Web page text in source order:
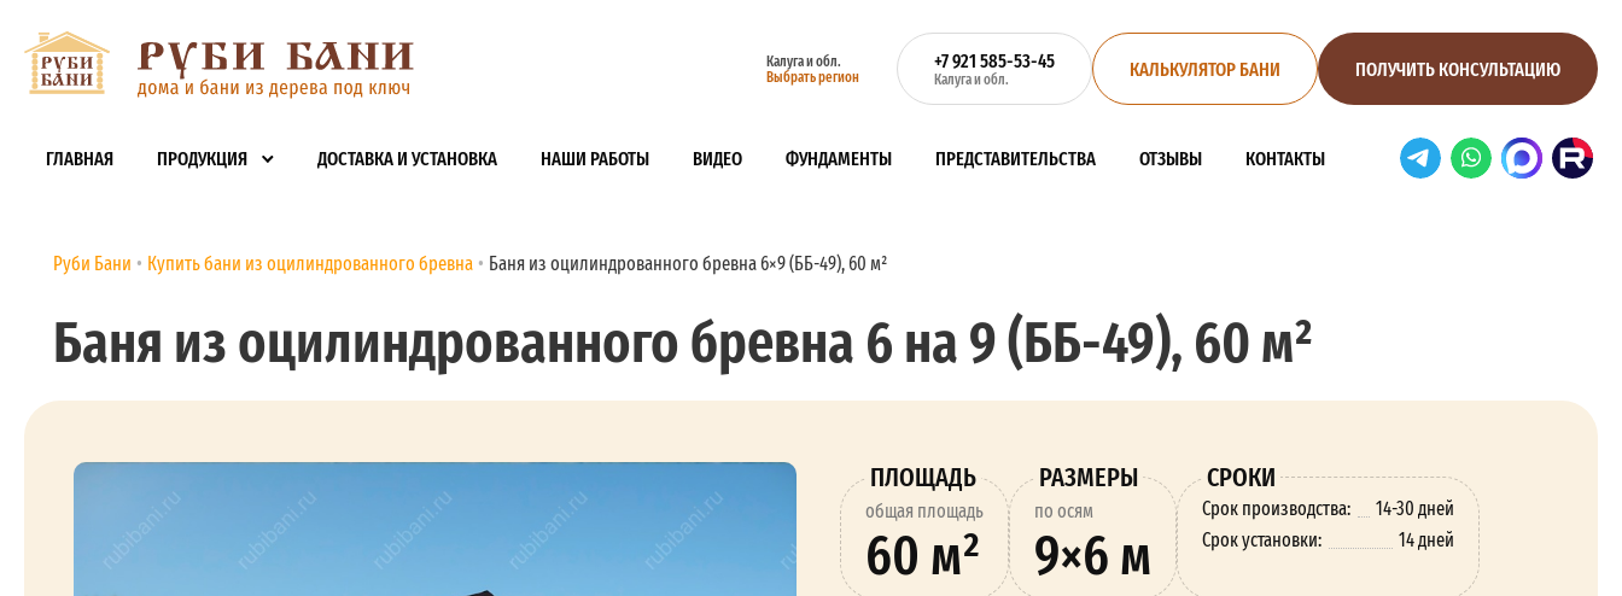
Калуга и обл.
Выбрать регион
+7 921 585-53-45
Калуга и обл. КАЛЬКУЛЯТОР БАНИ ПОЛУЧИТЬ КОНСУЛЬТАЦИЮ
ГЛАВНАЯ ПРОДУКЦИЯ ДОСТАВКА И УСТАНОВКА НАШИ РАБОТЫ ВИДЕО ФУНДАМЕНТЫ ПРЕДСТАВИТЕЛЬСТВА ОТЗЫВЫ КОНТАКТЫ
Руби Бани Купить бани из оцилиндрованного бревна Баня из оцилиндрованного бревна 6×9 (ББ-49), 60 м²
Баня из оцилиндрованного бревна 6 на 9 (ББ-49), 60 м²
ПЛОЩАДЬ
oбщая площадь
60 м²
РАЗМЕРЫ
по осям
9×6 м
СРОКИ
Срок производства:
14-30 дней
Срок установки:
14 дней